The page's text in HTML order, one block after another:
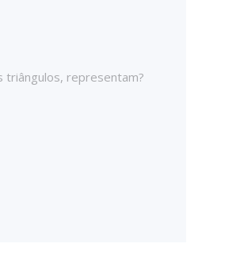
triângulos, representam?